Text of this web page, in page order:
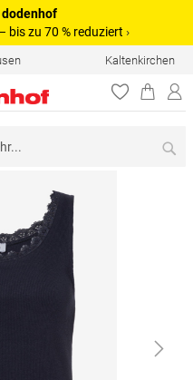
bis zu 70 % reduziert ›
Kaltenkirchen